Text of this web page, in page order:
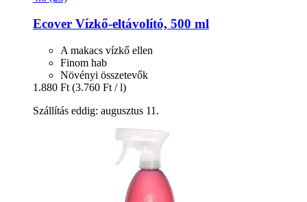
Ecover Vízkő-​eltávolító, 500 ml
A makacs vízkő ellen
Finom hab
Növényi összetevők
1.880 Ft (3.760 Ft / l)
Szállítás eddig: augusztus 11.